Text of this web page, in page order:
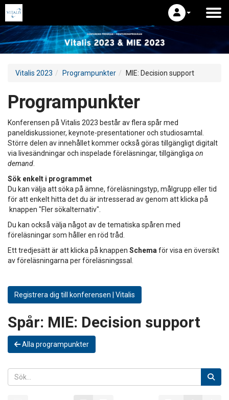
Vitalis 2023 Programpunkter MIE: Decision support
Programpunkter
Konferensen på Vitalis 2023 består av flera spår med
paneldiskussioner, keynote-presentationer och studiosamtal.
Större delen av innehållet kommer också göras tillgängligt digitalt
via livesändningar och inspelade föreläsningar, tillgängliga on
demand
Sök enkelt i programmet
Du kan välja att söka på ämne, föreläsningstyp, målgrupp eller tid
för att enkelt hitta det du är intresserad av genom att klicka på
knappen "Fler sökalternativ".
Du kan också välja något av de tematiska spåren med
föreläsningar som håller en röd tråd.
Ett tredjesätt är att klicka på knappen Schema för visa en översikt
av föreläsningarna per föreläsningssal.
Registrera dig till konferensen | Vitalis
Spår: MIE: Decision support
Alla programpunkter